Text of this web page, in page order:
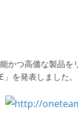
かつ高価な製品
を発表しました。